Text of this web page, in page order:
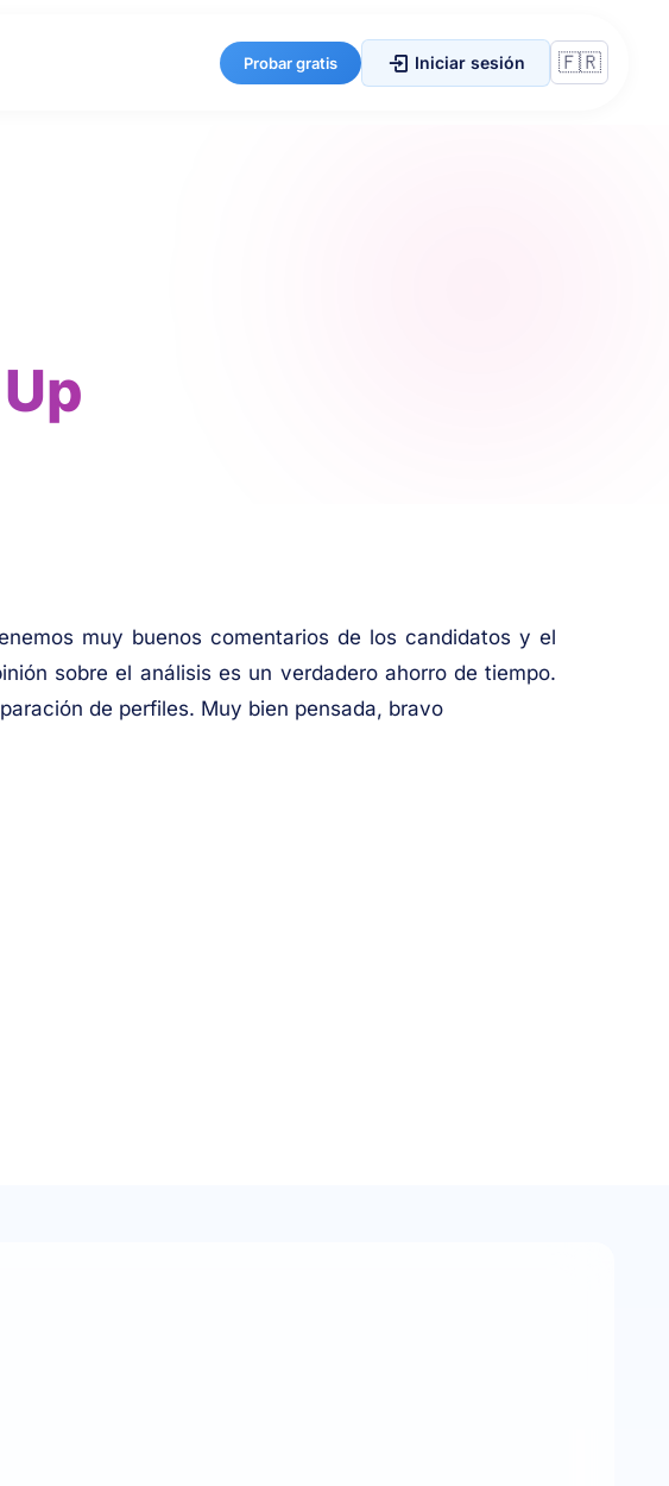
Probar gratis Iniciar sesión
muy buenos comentarios de los candidatos y el
sobre el análisis es un verdadero ahorro de tiempo.
de perfiles. Muy bien pensada, bravo